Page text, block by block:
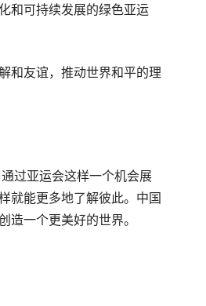
和可持续发展的绿色亚运
和友谊，推动世界和平的理
过亚运会这样一个机会展
就能更多地了解彼此。中国
一个更美好的世界。